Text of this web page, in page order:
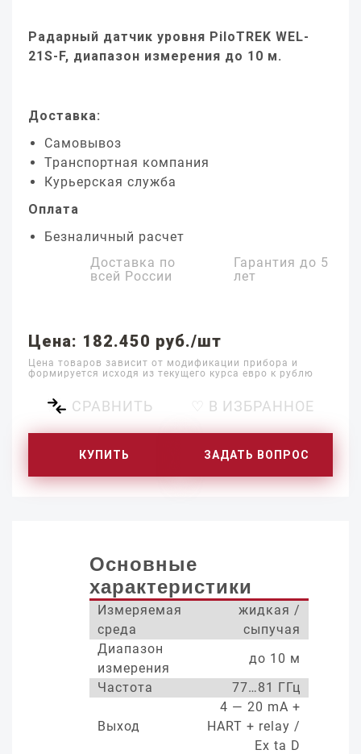
Радарный датчик уровня PiloTREK WEL-
21S-F, диапазон измерения до 10 м.
Доставка:
Самовывоз
Транспортная компания
Курьерская служба
Оплата
Безналичный расчет
Доставка по
всей России
Гарантия до 5
лет
Цена: 182.450 руб./шт
Цена товаров зависит от модификации прибора и
формируется исходя из текущего курса евро к рублю
СРАВНИТЬ ♡ В ИЗБРАННОЕ
КУПИТЬ ЗАДАТЬ ВОПРОС
Основные
характеристики
Измеряемая
среда
жидкая /
сыпучая
Диапазон
измерения
до 10 м
Частота
77…81 ГГц
Выход
4 — 20 mA +
HART + relay /
Ex ta D